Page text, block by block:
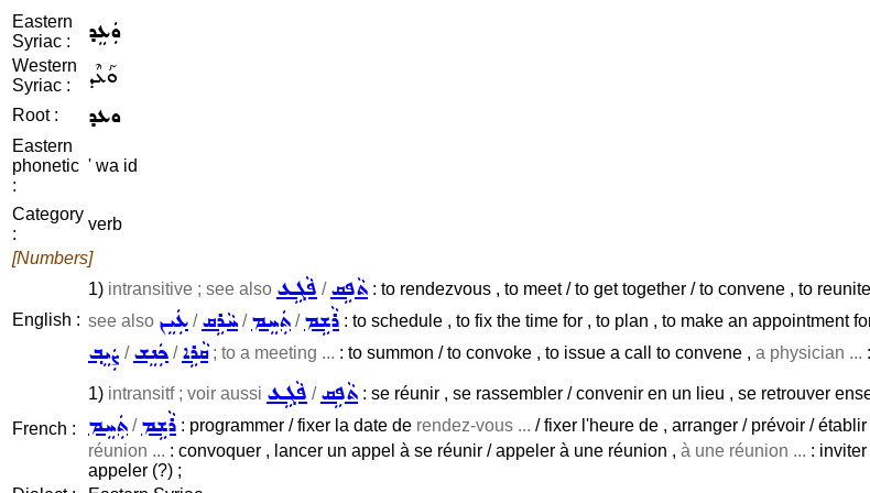
Eastern
Syriac :
ܘܲܥܸܕ
Western
Syriac :
ܘܰܥܶܕ
Root : ܘܥܕ
Eastern
phonetic
:
' wa id
Category
:
verb
[Numbers]
English :
1) intransitive ; see also ܦܵܓܹܥ /ܬܵܦܹܩ : to rendezvous , to meet / to get together / to convene , to
see also ܥܲܝܸܢ /ܚܵܪܹܩ /ܬܲܚܸܡ /ܪܵܫܹܡ : to schedule , to fix the time for , to plan , to make an appointment
ܨܲܝܸܒ݂ /ܟܲܢܸܫ /ܩܵܪܹܐ; to a meeting ... : to summon / to convoke , to issue a call to convene , a physician ...
French :
1) intransitf ; voir aussi ܦܵܓܹܥ /ܬܵܦܹܩ : se réunir , se rassembler / convenir en un lieu , se retrouver
ܬܲܚܸܡ /ܪܵܫܹܡ : programmer / fixer la date de rendez-vous ... / fixer l'heure de , arranger / prévoir /
réunion ... : convoquer , lancer un appel à se réunir / appeler à une réunion , à une réunion ... :
appeler (?) ;